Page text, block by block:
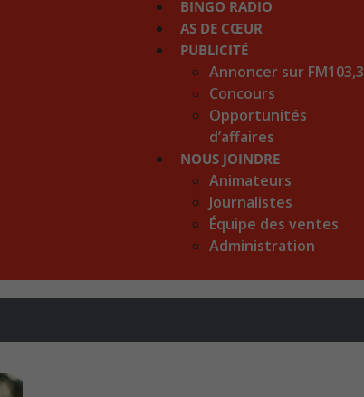
BINGO RADIO
AS DE CŒUR
PUBLICITÉ
Annoncer sur FM103,3
Concours
Opportunités
d’affaires
NOUS JOINDRE
Animateurs
Journalistes
Équipe des ventes
Administration